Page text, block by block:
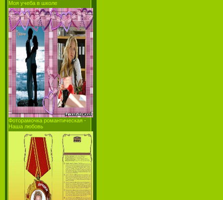
Моя учеба в школе
Фоторамочка романтическая -
Наша любовь